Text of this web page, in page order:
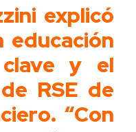
explicó
y el
RSE de
“Con